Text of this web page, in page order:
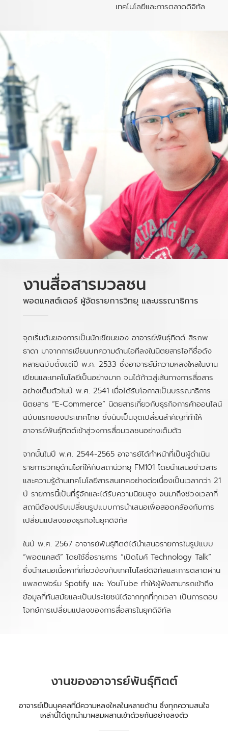
เทคโนโลยีและการตลาดดิจิทัล
03
งานสื่อสารมวลชน
พอดแคสต์เตอร์ ผู้จัดรายการวิทยุ และบรรณาธิการ
จุดเริ่มต้นของการเป็นนักเขียนของ อาจารย์พันธุ์ทิตต์ สิรภพ
ธาดา มาจากการเขียนบทความด้านไอทีลงในนิตยสารไอทีชื่อดัง
หลายฉบับตั้งแต่ปี พ.ศ. 2533 ซึ่งอาจารย์มีความหลงใหลในงาน
เขียนและเทคโนโลยีเป็นอย่างมาก จนได้ก้าวสู่เส้นทางการสื่อสาร
อย่างเต็มตัวในปี พ.ศ. 2541 เมื่อได้รับโอกาสเป็นบรรณาธิการ
นิตยสาร “E-Commerce” นิตยสารเกี่ยวกับธุรกิจการค้าออนไลน์
ฉบับแรกของประเทศไทย ซึ่งนับเป็นจุดเปลี่ยนสำคัญที่ทำให้
อาจารย์พันธุ์ทิตต์เข้าสู่วงการสื่อมวลชนอย่างเต็มตัว
จากนั้นในปี พ.ศ. 2544-2565 อาจารย์ได้ทำหน้าที่เป็นผู้ดำเนิน
รายการวิทยุด้านไอทีให้กับสถานีวิทยุ FM101 โดยนำเสนอข่าวสาร
และความรู้ด้านเทคโนโลยีสารสนเทศอย่างต่อเนื่องเป็นเวลากว่า 21
ปี รายการนี้เป็นที่รู้จักและได้รับความนิยมสูง จนมาถึงช่วงเวลาที่
สถานีต้องปรับเปลี่ยนรูปแบบการนำเสนอเพื่อสอดคล้องกับการ
เปลี่ยนแปลงของธุรกิจในยุคดิจิทัล
ในปี พ.ศ. 2567 อาจารย์พันธุ์ทิตต์ได้นำเสนอรายการในรูปแบบ
“พอดแคสต์” โดยใช้ชื่อรายการ “เปิดไมค์ Technology Talk”
ซึ่งนำเสนอเนื้อหาที่เกี่ยวข้องกับเทคโนโลยีดิจิทัลและการตลาดผ่าน
แพลตฟอร์ม Spotify และ YouTube ทำให้ผู้ฟังสามารถเข้าถึง
ข้อมูลที่ทันสมัยและเป็นประโยชน์ได้จากทุกที่ทุกเวลา เป็นการตอบ
โจทย์การเปลี่ยนแปลงของการสื่อสารในยุคดิจิทัล
งานของอาจารย์พันธุ์ทิตต์
อาจารย์เป็นบุคคลที่มีความหลงใหลในหลายด้าน ซึ่งทุกความสนใจ
เหล่านี้ได้ถูกนำมาผสมผสานเข้าด้วยกันอย่างลงตัว